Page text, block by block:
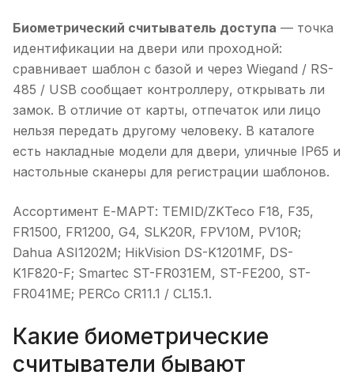
Биометрический считыватель доступа — точка
идентификации на двери или проходной:
сравнивает шаблон с базой и через Wiegand / RS-
485 / USB сообщает контроллеру, открывать ли
замок. В отличие от карты, отпечаток или лицо
нельзя передать другому человеку. В каталоге
есть накладные модели для двери, уличные IP65 и
настольные сканеры для регистрации шаблонов.
Ассортимент Е-МАРТ: TEMID/ZKTeco F18, F35,
FR1500, FR1200, G4, SLK20R, FPV10M, PV10R;
Dahua ASI1202M; HikVision DS-K1201MF, DS-
K1F820-F; Smartec ST-FR031EM, ST-FE200, ST-
FR041ME; PERCo CR11.1 / CL15.1.
Какие биометрические
считыватели бывают